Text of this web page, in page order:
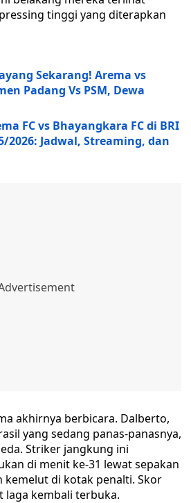
tinggi yang diterapkan
Sekarang! Arema vs
Padang Vs PSM, Dewa
FC vs Bhayangkara FC di BRI
2026: Jadwal, Streaming, dan
akhirnya berbicara. Dalberto,
yang sedang panas-panasnya,
Striker jangkung ini
di menit ke-31 lewat sepakan
kemelut di kotak penalti. Skor
laga kembali terbuka.